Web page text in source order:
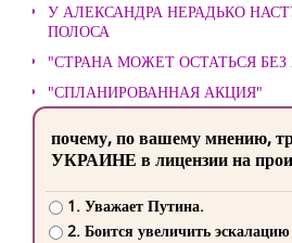
У АЛЕКСАНДРА НЕРАДЬКО
ПОЛОСА
"СТРАНА МОЖЕТ ОСТАТЬСЯ БЕЗ
"СПЛАНИРОВАННАЯ АКЦИЯ"
почему, по вашему мнению,
УКРАИНЕ в лицензии на
1. Уважает Путина.
2. Боится увеличить